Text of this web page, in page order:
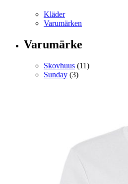
Kläder
Varumärken
Varumärke
Skovhuus (11)
Sunday (3)